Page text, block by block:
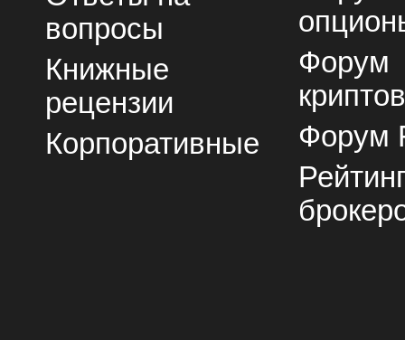
вопросы
Книжные
рецензии
Корпоративные
Форум
Форум